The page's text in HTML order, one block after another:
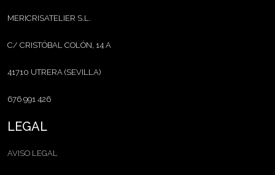
MERICRISATELIER S.L.
C/ CRISTÓBAL COLÓN, 14 A
41710 UTRERA (SEVILLA)
676 991 426
LEGAL
AVISO LEGAL